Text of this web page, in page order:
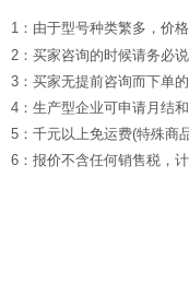
1：由于型号种类繁多，价
2：买家咨询的时候请务必
3：买家无提前咨询而下单
4：生产型企业可申请月结和
5：千元以上免运费(特殊商
6：报价不含任何销售税，计